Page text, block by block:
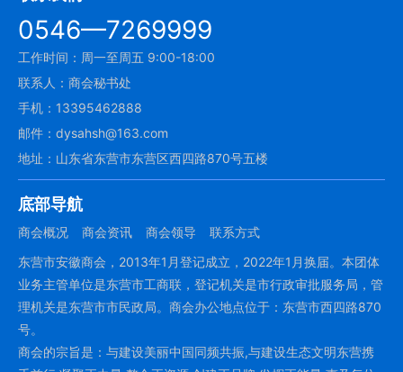
0546—7269999
工作时间：周一至周五 9:00-18:00
联系人：商会秘书处
手机：13395462888
邮件：dysahsh@163.com
地址：山东省东营市东营区西四路870号五楼
底部导航
商会概况 商会资讯 商会领导
联系方式
东营市安徽商会，2013年1月登记成立，2022年1月换届。本团体
业务主管单位是东营市工商联，登记机关是市行政审批服务局，管
理机关是东营市市民政局。商会办公地点位于：东营市西四路870
号。
商会的宗旨是：与建设美丽中国同频共振,与建设生态文明东营携